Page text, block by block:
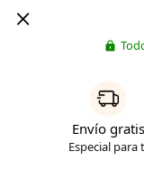
Envío gratis
Especial para